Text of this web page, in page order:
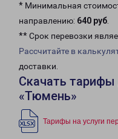
* Минимальная
направлению: 640 руб.
** Срок перевозки
Рассчитайте в
доставки.
Скачать
«Тюмень»
Тарифы на услуги